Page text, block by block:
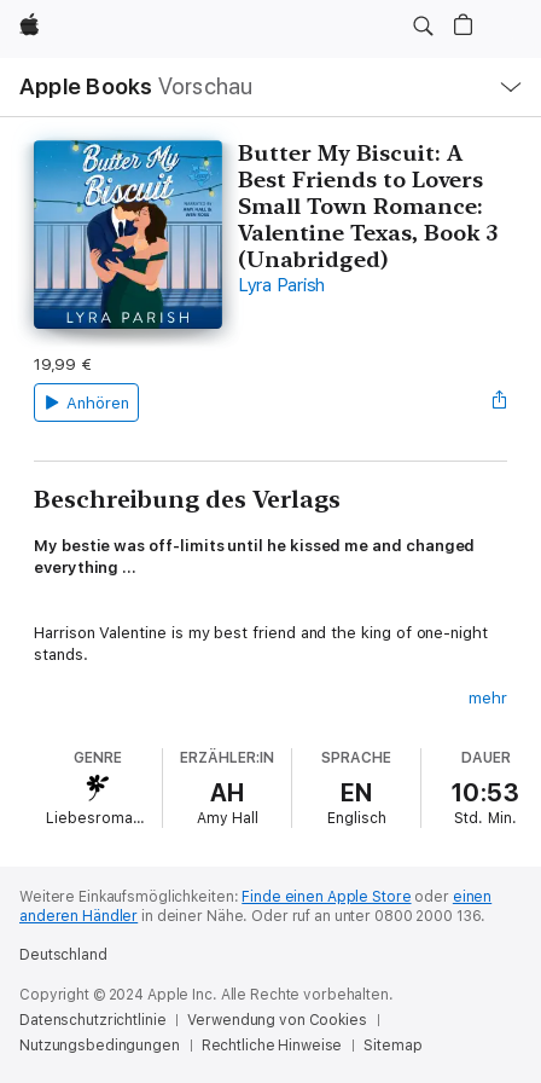
Apple
Apple Books Vorschau
Navigation
Menü
öffnen
Butter My Biscuit: A
Best Friends to Lovers
Small Town Romance:
Valentine Texas, Book 3
(Unabridged)
Lyra Parish
19,99 €
Anhören
Beschreibung des Verlags
My bestie was off-limits until he kissed me and changed
everything …
Harrison Valentine is my best friend and the king of one-night
stands.
Commitment issues are something we have in common—or so I
thought.
Then, the devil delivers his Kiss of Death, and it puts me in a
choke hold.
And it scares me.
mehr
GENRE
Liebesromane
ERZÄHLER:IN
AH
Amy Hall
SPRACHE
EN
Englisch
DAUER
10:53
Std. Min.
Weitere Einkaufsmöglichkeiten:Finde einen Apple Store oder einen
anderen Händler in deiner Nähe. Oder ruf an unter 0800 2000 136.
Deutschland
Copyright © 2024 Apple Inc. Alle Rechte vorbehalten.
Datenschutzrichtlinie
Verwendung von Cookies
Nutzungsbedingungen
Rechtliche Hinweise Sitemap